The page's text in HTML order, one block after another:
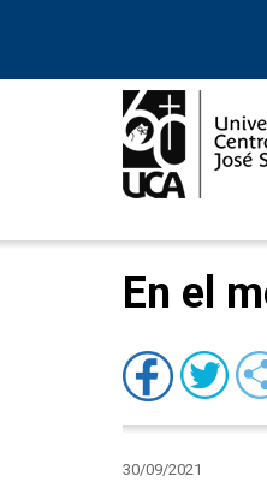
En el
30/09/2021